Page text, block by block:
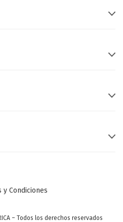
y Condiciones
– Todos los derechos reservados